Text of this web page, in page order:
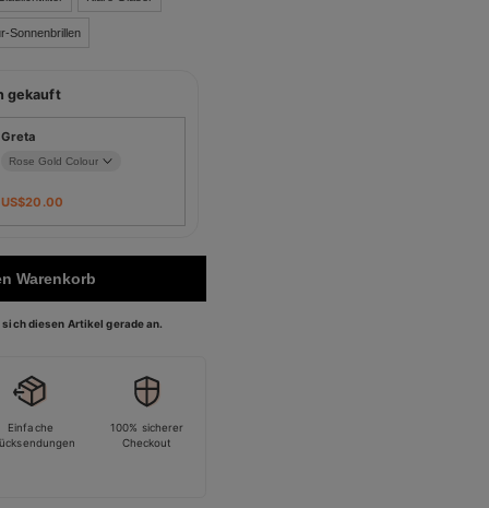
Sonnenbrillen
gekauft
Greta
US$20.00
Warenkorb
sich diesen Artikel gerade an.
Einfache
100% sicherer
Checkout